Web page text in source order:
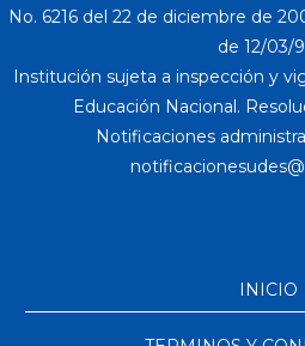
No. 6216 del 22 de diciembre de
de 12/03/
Institución sujeta a inspección y
Educación Nacional.
Notificaciones
INICIO